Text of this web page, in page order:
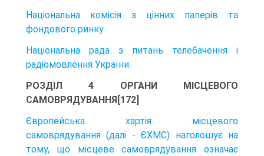
Національна комісія з цінних паперів та
фондового ринку
Національна рада з питань телебачення і
радіомовлення України
РОЗДІЛ 4 ОРГАНИ МІСЦЕВОГО
САМОВРЯДУВАННЯ[172]
Європейська хартія місцевого
самоврядування (далі - ЄХМС) наголошує на
тому, що місцеве самоврядування означає